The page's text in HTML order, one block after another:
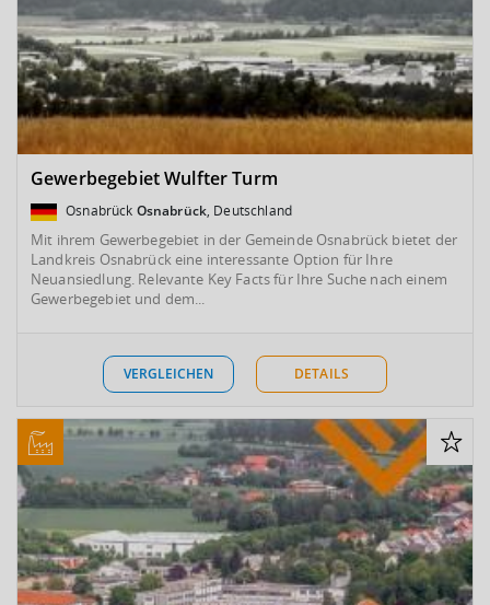
Gewerbegebiet Wulfter Turm
Osnabrück Osnabrück, Deutschland
Mit ihrem Gewerbegebiet in der Gemeinde Osnabrück bietet der
Landkreis Osnabrück eine interessante Option für Ihre
Neuansiedlung. Relevante Key Facts für Ihre Suche nach einem
Gewerbegebiet und dem...
VERGLEICHEN DETAILS